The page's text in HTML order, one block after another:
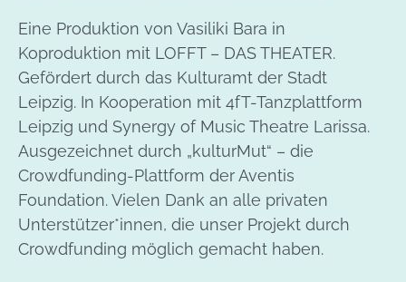
Eine Produktion von Vasiliki Bara in
Koproduktion mit LOFFT – DAS THEATER.
Gefördert durch das Kulturamt der Stadt
Leipzig. In Kooperation mit 4fT-Tanzplattform
Leipzig und Synergy of Music Theatre Larissa.
Ausgezeichnet durch „kulturMut“ – die
Crowdfunding-Plattform der Aventis
Foundation. Vielen Dank an alle privaten
Unterstützer*innen, die unser Projekt durch
Crowdfunding möglich gemacht haben.